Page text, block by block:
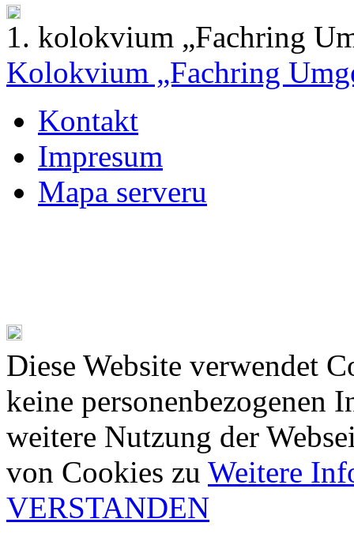
1. kolokvium „Fachring
Kolokvium „Fachring
Kontakt
Impresum
Mapa serveru
Diese Website verwendet
keine personenbezogenen
weitere Nutzung der
von Cookies zu Weitere
VERSTANDEN